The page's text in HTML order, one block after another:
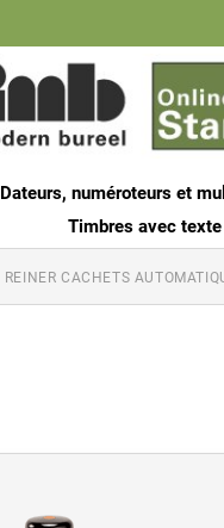
Dateurs, numéroteurs et
Timbres avec
REINER CACHETS